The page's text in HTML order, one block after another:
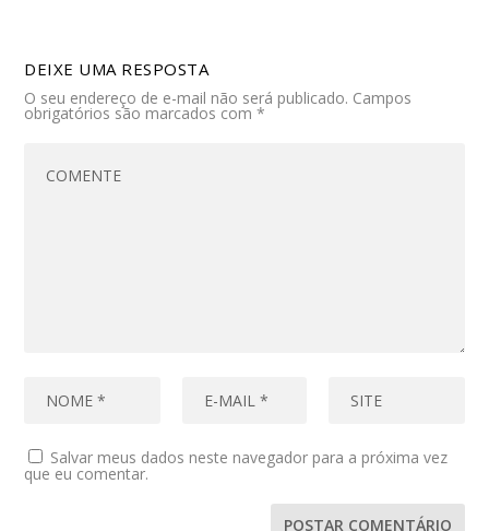
DEIXE UMA RESPOSTA
O seu endereço de e-mail não será publicado. Campos
obrigatórios são marcados com*
Salvar meus dados neste navegador para a próxima vez
que eu comentar.